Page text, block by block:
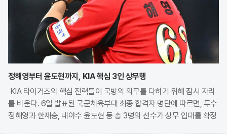
정해영부터 윤도현까지, KIA 핵심 3인 상무행
KIA 타이거즈의 핵심 전력들이 국방의 의무를 다하기 위해 잠시 자리
를 비운다. 6일 발표된 국군체육부대 최종 합격자 명단에 따르면, 투수
정해영과 한재승, 내야수 윤도현 등 총 3명의 선수가 상무 입대를 확정